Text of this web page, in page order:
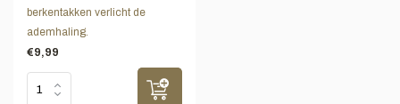
berkentakken verlicht de
ademhaling.
€9,99